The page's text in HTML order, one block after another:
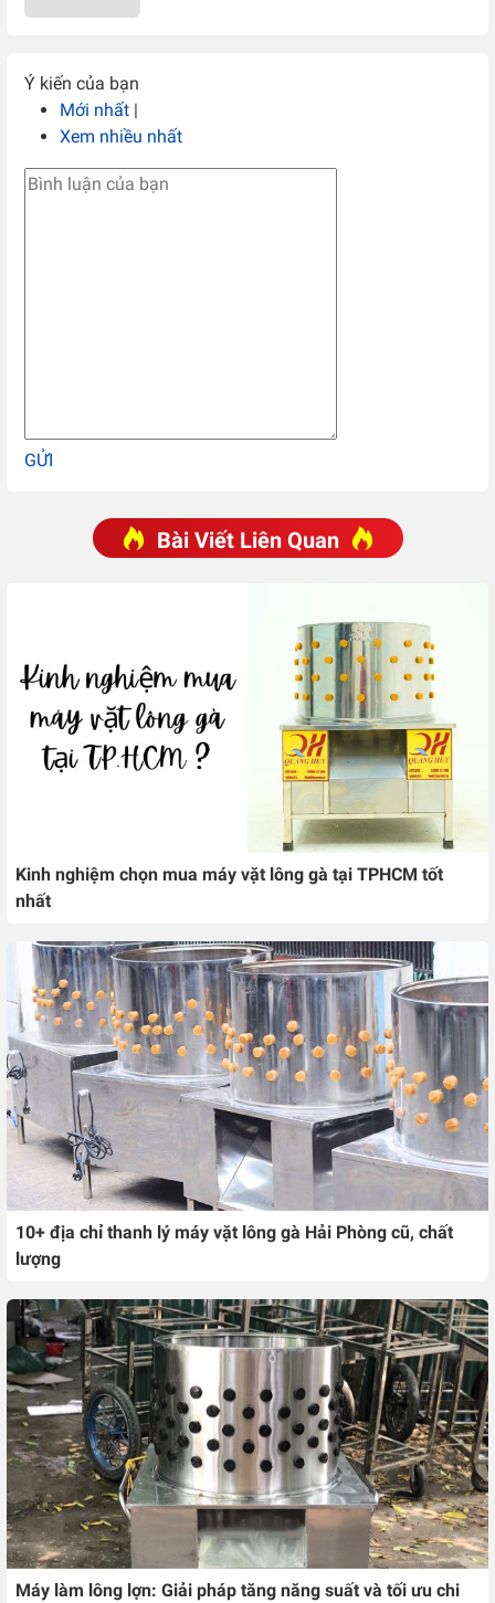
Ý kiến của bạn
Mới nhất |
Xem nhiều nhất
GỬI
Bài Viết Liên Quan
Kinh nghiệm chọn mua máy vặt lông gà tại TPHCM tốt
nhất
10+ địa chỉ thanh lý máy vặt lông gà Hải Phòng cũ, chất
lượng
Máy làm lông lợn: Giải pháp tăng năng suất và tối ưu chi